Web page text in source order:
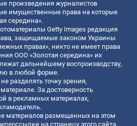
произведения журналистов
имущественные права на которые
середина».
Getty Images редакция
защищаемые законом Украины
правах», никто не имеет права
ООО «Золотая середина» их
дальнейшему воспроизводству,
в любой форме.
разделять точку зрения,
За достоверность
в рекламных материалах,
материалов размещенных на этом
на страницу этого сайта,